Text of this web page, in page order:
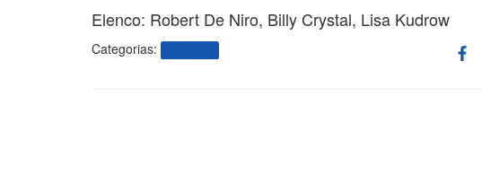
Elenco: Robert De Niro, Billy Crystal, Lisa Kudrow
Categorias: